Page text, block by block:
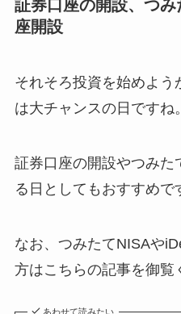
証券口座の開設、つ
座開設
それそろ投資を始めよう
は大チャンスの日ですね。
証券口座の開設やつみた
る日としてもおすすめで
なお、つみたてNISAや
方はこちらの記事を御覧
あわせて読みたい